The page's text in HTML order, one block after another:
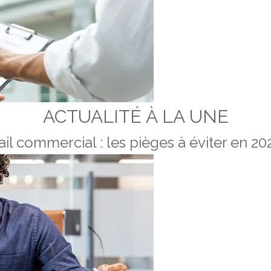
ACTUALITÉ À LA UNE
commercial : les pièges à éviter en